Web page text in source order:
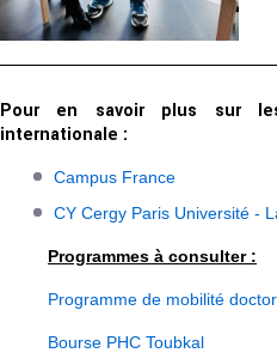
Pour en savoir plus sur
internationale :
Campus France
CY Cergy Paris Université -
Programmes à consulter :
Programme de mobilité
Bourse PHC Toubkal